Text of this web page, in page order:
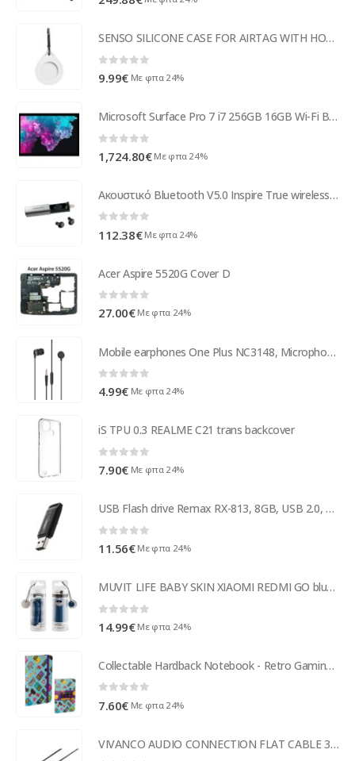
SENSO SILICONE CASE FOR AIRTAG WITH HOLDER white
9.99€ Με φπα 24%
Microsoft Surface Pro 7 i7 256GB 16GB Wi-Fi Black *NEW* PVT-00017
1,724.80€ Με φπα 24%
Ακουστικό Bluetooth V5.0 Inspire True wireless Stereo Headset V5.0 με Θήκη Φόρτισης-Μεταφοράς Metal
112.38€ Με φπα 24%
Acer Aspire 5520G Cover D
0 out of 5
27.00€ Με φπα 24%
Mobile earphones One Plus NC3148, Microphone, Different colors - 20500
0out of 5
4.99€ Με φπα 24%
iS TPU 0.3 REALME C21 trans backcover
0out of 5
7.90€ Με φπα 24%
USB Flash drive Remax RX-813, 8GB, USB 2.0, Black - 62052
0 out of 5
11.56€ Με φπα 24%
MUVIT LIFE BABY SKIN XIAOMI REDMI GO blue backcover
14.99€ Με φπα 24%
Collectable Hardback Notebook - Retro Gaming Design
7.60€ Με φπα 24%
VIVANCO AUDIO CONNECTION FLAT CABLE 3.5mm JACK to 3.5mm JACK 0.5m